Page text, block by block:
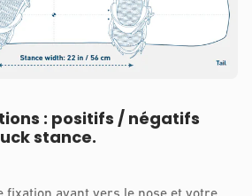
: positifs / négatifs
stance.